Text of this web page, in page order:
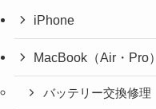
iPhone
MacBook（Air・Pro）
バッテリー交換修理